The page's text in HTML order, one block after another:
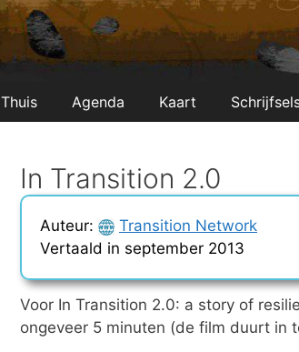
Thuis Agenda Kaart
In Transition 2.0
Auteur:
Transition Network
Vertaald in september 2013
Voor In Transition 2.0: a story of
ongeveer 5 minuten (de film duurt in